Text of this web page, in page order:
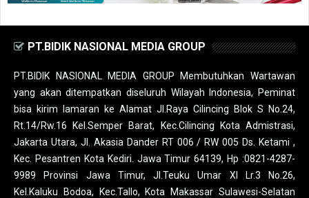
PT.BIDIK NASIONAL MEDIA GROUP
PT.BIDIK NASIONAL MEDIA GROUP Membutuhkan Wartawan
yang akan ditempatkan diseluruh Wilayah Indonesia, Peminat
bisa kirim lamaran ke Alamat Jl.Raya Cilincing Blok S No.24,
Rt.14/Rw.16 Kel.Semper Barat, Kec.Cilincing Kota Admistrasi,
Jakarta Utara, Jl. Akasia Dander RT 006 / RW 005 Ds. Ketami ,
Kec. Pesantren Kota Kediri. Jawa Timur 64139, Hp :0821-4287-
9989 Provinsi Jawa Timur, Jl.Teuku Umar XI Lr.3 No.26,
Kel.Kaluku Bodoa, Kec.Tallo, Kota Makassar Sulawesi-Selatan